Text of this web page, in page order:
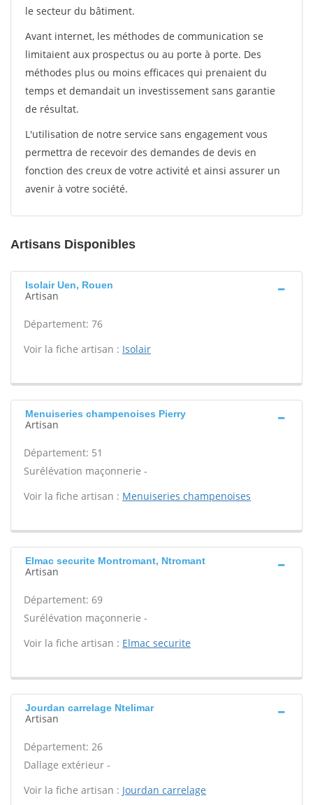
le secteur du bâtiment.
Avant internet, les méthodes de communication se
limitaient aux prospectus ou au porte à porte. Des
méthodes plus ou moins efficaces qui prenaient du
temps et demandait un investissement sans garantie
de résultat.
L'utilisation de notre service sans engagement vous
permettra de recevoir des demandes de devis en
fonction des creux de votre activité et ainsi assurer un
avenir à votre société.
Artisans Disponibles
Isolair Uen, Rouen
Artisan
Département: 76
Voir la fiche artisan : Isolair
Menuiseries champenoises Pierry
Artisan
Département: 51
Surélévation maçonnerie -
Voir la fiche artisan : Menuiseries champenoises
Elmac securite Montromant, Ntromant
Artisan
Département: 69
Surélévation maçonnerie -
Voir la fiche artisan : Elmac securite
Jourdan carrelage Ntelimar
Artisan
Département: 26
Dallage extérieur -
Voir la fiche artisan : Jourdan carrelage